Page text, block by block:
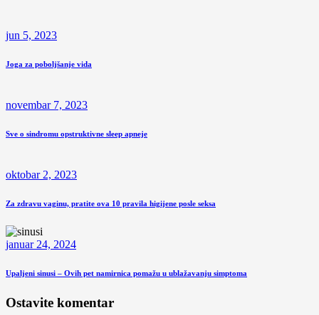
jun 5, 2023
Joga za poboljšanje vida
novembar 7, 2023
Sve o sindromu opstruktivne sleep apneje
oktobar 2, 2023
Za zdravu vaginu, pratite ova 10 pravila higijene posle seksa
januar 24, 2024
Upaljeni sinusi – Ovih pet namirnica pomažu u ublažavanju simptoma
Ostavite komentar